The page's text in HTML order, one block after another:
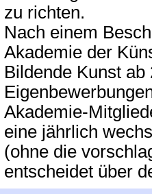
zu richten.
Nach einem
Akademie der
Bildende Kunst ab
Akademie-
eine jährlich
(ohne die
entscheidet über